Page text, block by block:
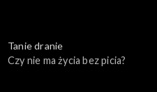
Tanie dranie
Czy nie ma życia bez picia?